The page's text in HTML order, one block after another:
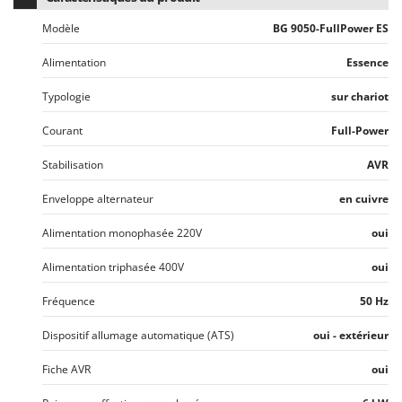
Modèle BG 9050-FullPower ES
Alimentation Essence
Typologie sur chariot
Courant Full-Power
Stabilisation AVR
Enveloppe alternateur en cuivre
Alimentation monophasée 220V oui
Alimentation triphasée 400V oui
Fréquence 50 Hz
Dispositif allumage automatique (ATS) oui - extérieur
Fiche AVR oui